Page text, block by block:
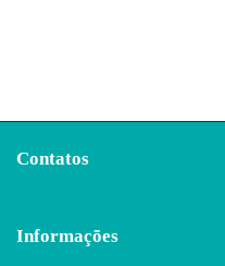
Contatos
Informações